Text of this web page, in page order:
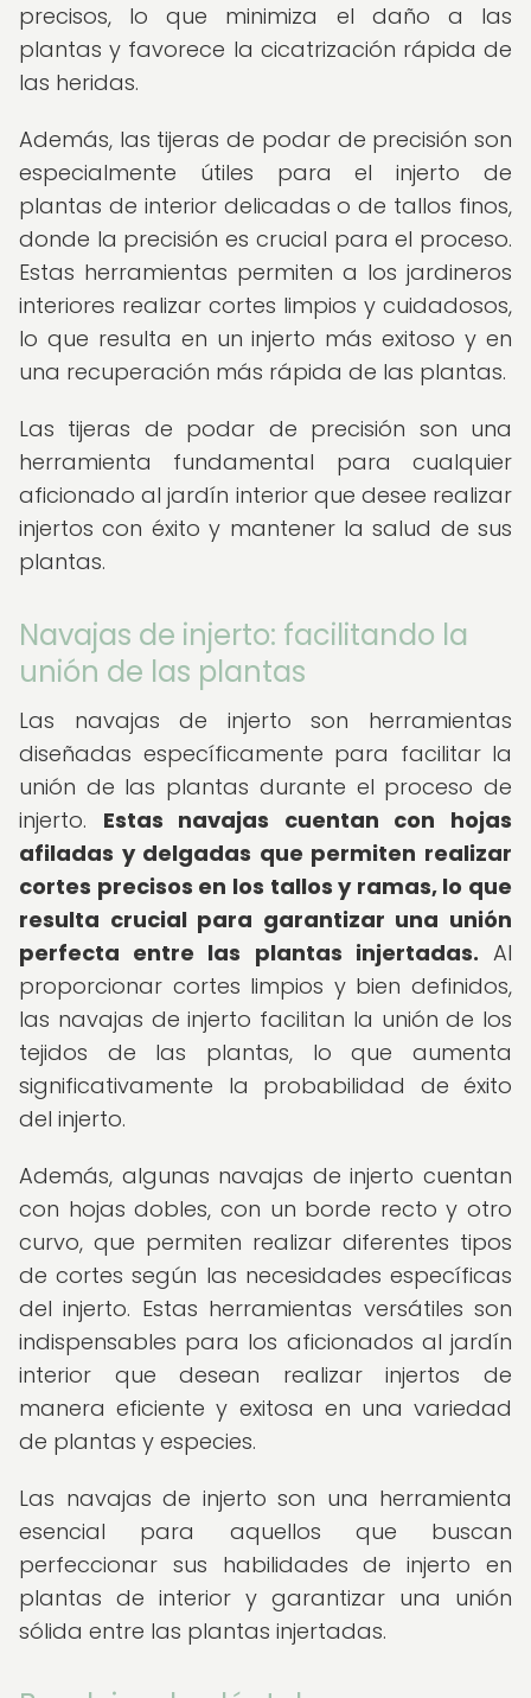
precisos, lo que minimiza el daño a las
plantas y favorece la cicatrización rápida de
las heridas.
Además, las tijeras de podar de precisión son
especialmente útiles para el injerto de
plantas de interior delicadas o de tallos finos,
donde la precisión es crucial para el proceso.
Estas herramientas permiten a los jardineros
interiores realizar cortes limpios y cuidadosos,
lo que resulta en un injerto más exitoso y en
una recuperación más rápida de las plantas.
Las tijeras de podar de precisión son una
herramienta fundamental para cualquier
aficionado al jardín interior que desee realizar
injertos con éxito y mantener la salud de sus
plantas.
Navajas de injerto: facilitando la
unión de las plantas
Las navajas de injerto son herramientas
diseñadas específicamente para facilitar la
unión de las plantas durante el proceso de
injerto. Estas navajas cuentan con hojas
afiladas y delgadas que permiten realizar
cortes precisos en los tallos y ramas, lo que
resulta crucial para garantizar una unión
perfecta entre las plantas injertadas. Al
proporcionar cortes limpios y bien definidos,
las navajas de injerto facilitan la unión de los
tejidos de las plantas, lo que aumenta
significativamente la probabilidad de éxito
del injerto.
Además, algunas navajas de injerto cuentan
con hojas dobles, con un borde recto y otro
curvo, que permiten realizar diferentes tipos
de cortes según las necesidades específicas
del injerto. Estas herramientas versátiles son
indispensables para los aficionados al jardín
interior que desean realizar injertos de
manera eficiente y exitosa en una variedad
de plantas y especies.
Las navajas de injerto son una herramienta
esencial para aquellos que buscan
perfeccionar sus habilidades de injerto en
plantas de interior y garantizar una unión
sólida entre las plantas injertadas.